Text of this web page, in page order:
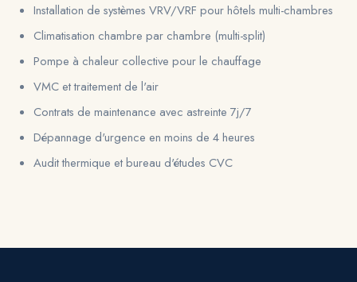
Installation de systèmes VRV/VRF pour hôtels multi-chambres
Climatisation chambre par chambre (multi-split)
Pompe à chaleur collective pour le chauffage
VMC et traitement de l'air
Contrats de maintenance avec astreinte 7j/7
Dépannage d'urgence en moins de 4 heures
Audit thermique et bureau d'études CVC